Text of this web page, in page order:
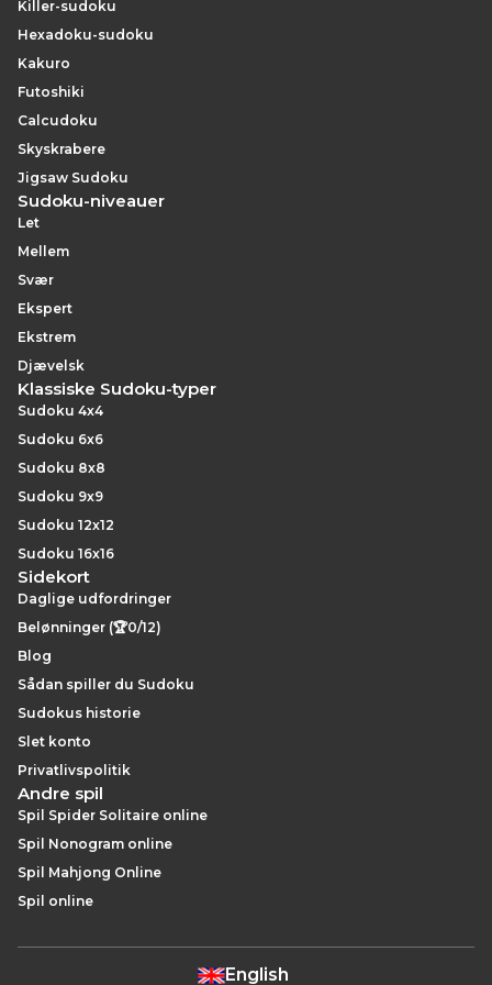
Killer-sudoku
Hexadoku-sudoku
Kakuro
Futoshiki
Calcudoku
Skyskrabere
Jigsaw Sudoku
Sudoku-niveauer
Let
Mellem
Svær
Ekspert
Ekstrem
Djævelsk
Klassiske Sudoku-typer
Sudoku 4x4
Sudoku 6x6
Sudoku 8x8
Sudoku 9x9
Sudoku 12x12
Sudoku 16x16
Sidekort
Daglige udfordringer
Belønninger (🏆0/12)
Blog
Sådan spiller du Sudoku
Sudokus historie
Slet konto
Privatlivspolitik
Andre spil
Spil Spider Solitaire online
Spil Nonogram online
Spil Mahjong Online
Spil online
English